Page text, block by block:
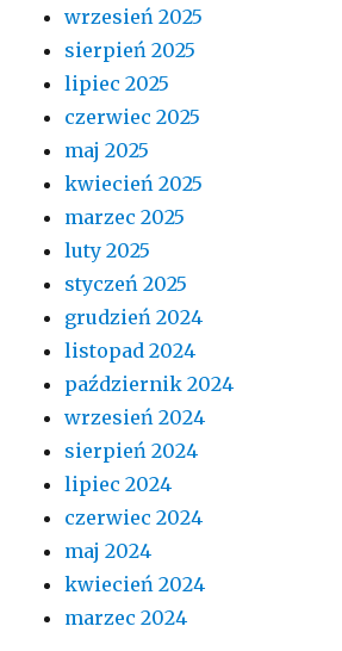
wrzesień 2025
sierpień 2025
lipiec 2025
czerwiec 2025
maj 2025
kwiecień 2025
marzec 2025
luty 2025
styczeń 2025
grudzień 2024
listopad 2024
październik 2024
wrzesień 2024
sierpień 2024
lipiec 2024
czerwiec 2024
maj 2024
kwiecień 2024
marzec 2024